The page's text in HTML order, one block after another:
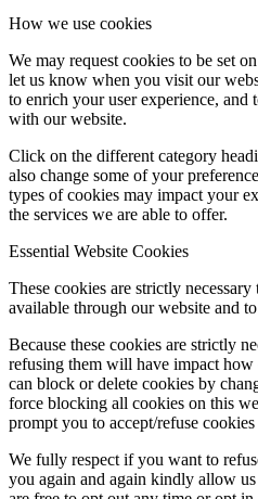
How we use cookies
We may request cookies to be set
let us know when you visit our
to enrich your user experience, and
with our website.
Click on the different category
also change some of your
types of cookies may impact your
the services we are able to offer.
Essential Website Cookies
These cookies are strictly
available through our website and
Because these cookies are strictly
refusing them will have impact
can block or delete cookies by
force blocking all cookies on this
prompt you to accept/refuse
We fully respect if you want to
you again and again kindly allow